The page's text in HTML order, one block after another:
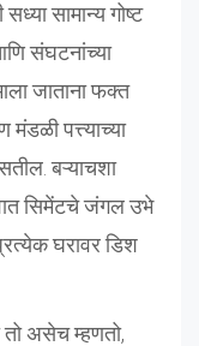
सामान्य गोष्ट
संघटनांच्या
जाताना फक्त
पत्त्याच्या
बऱ्याचशा
सिमेंटचे जंगल उभे
घरावर डिश
तो असेच म्हणतो,